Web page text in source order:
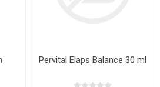
Pervital Elaps Balance 30 ml